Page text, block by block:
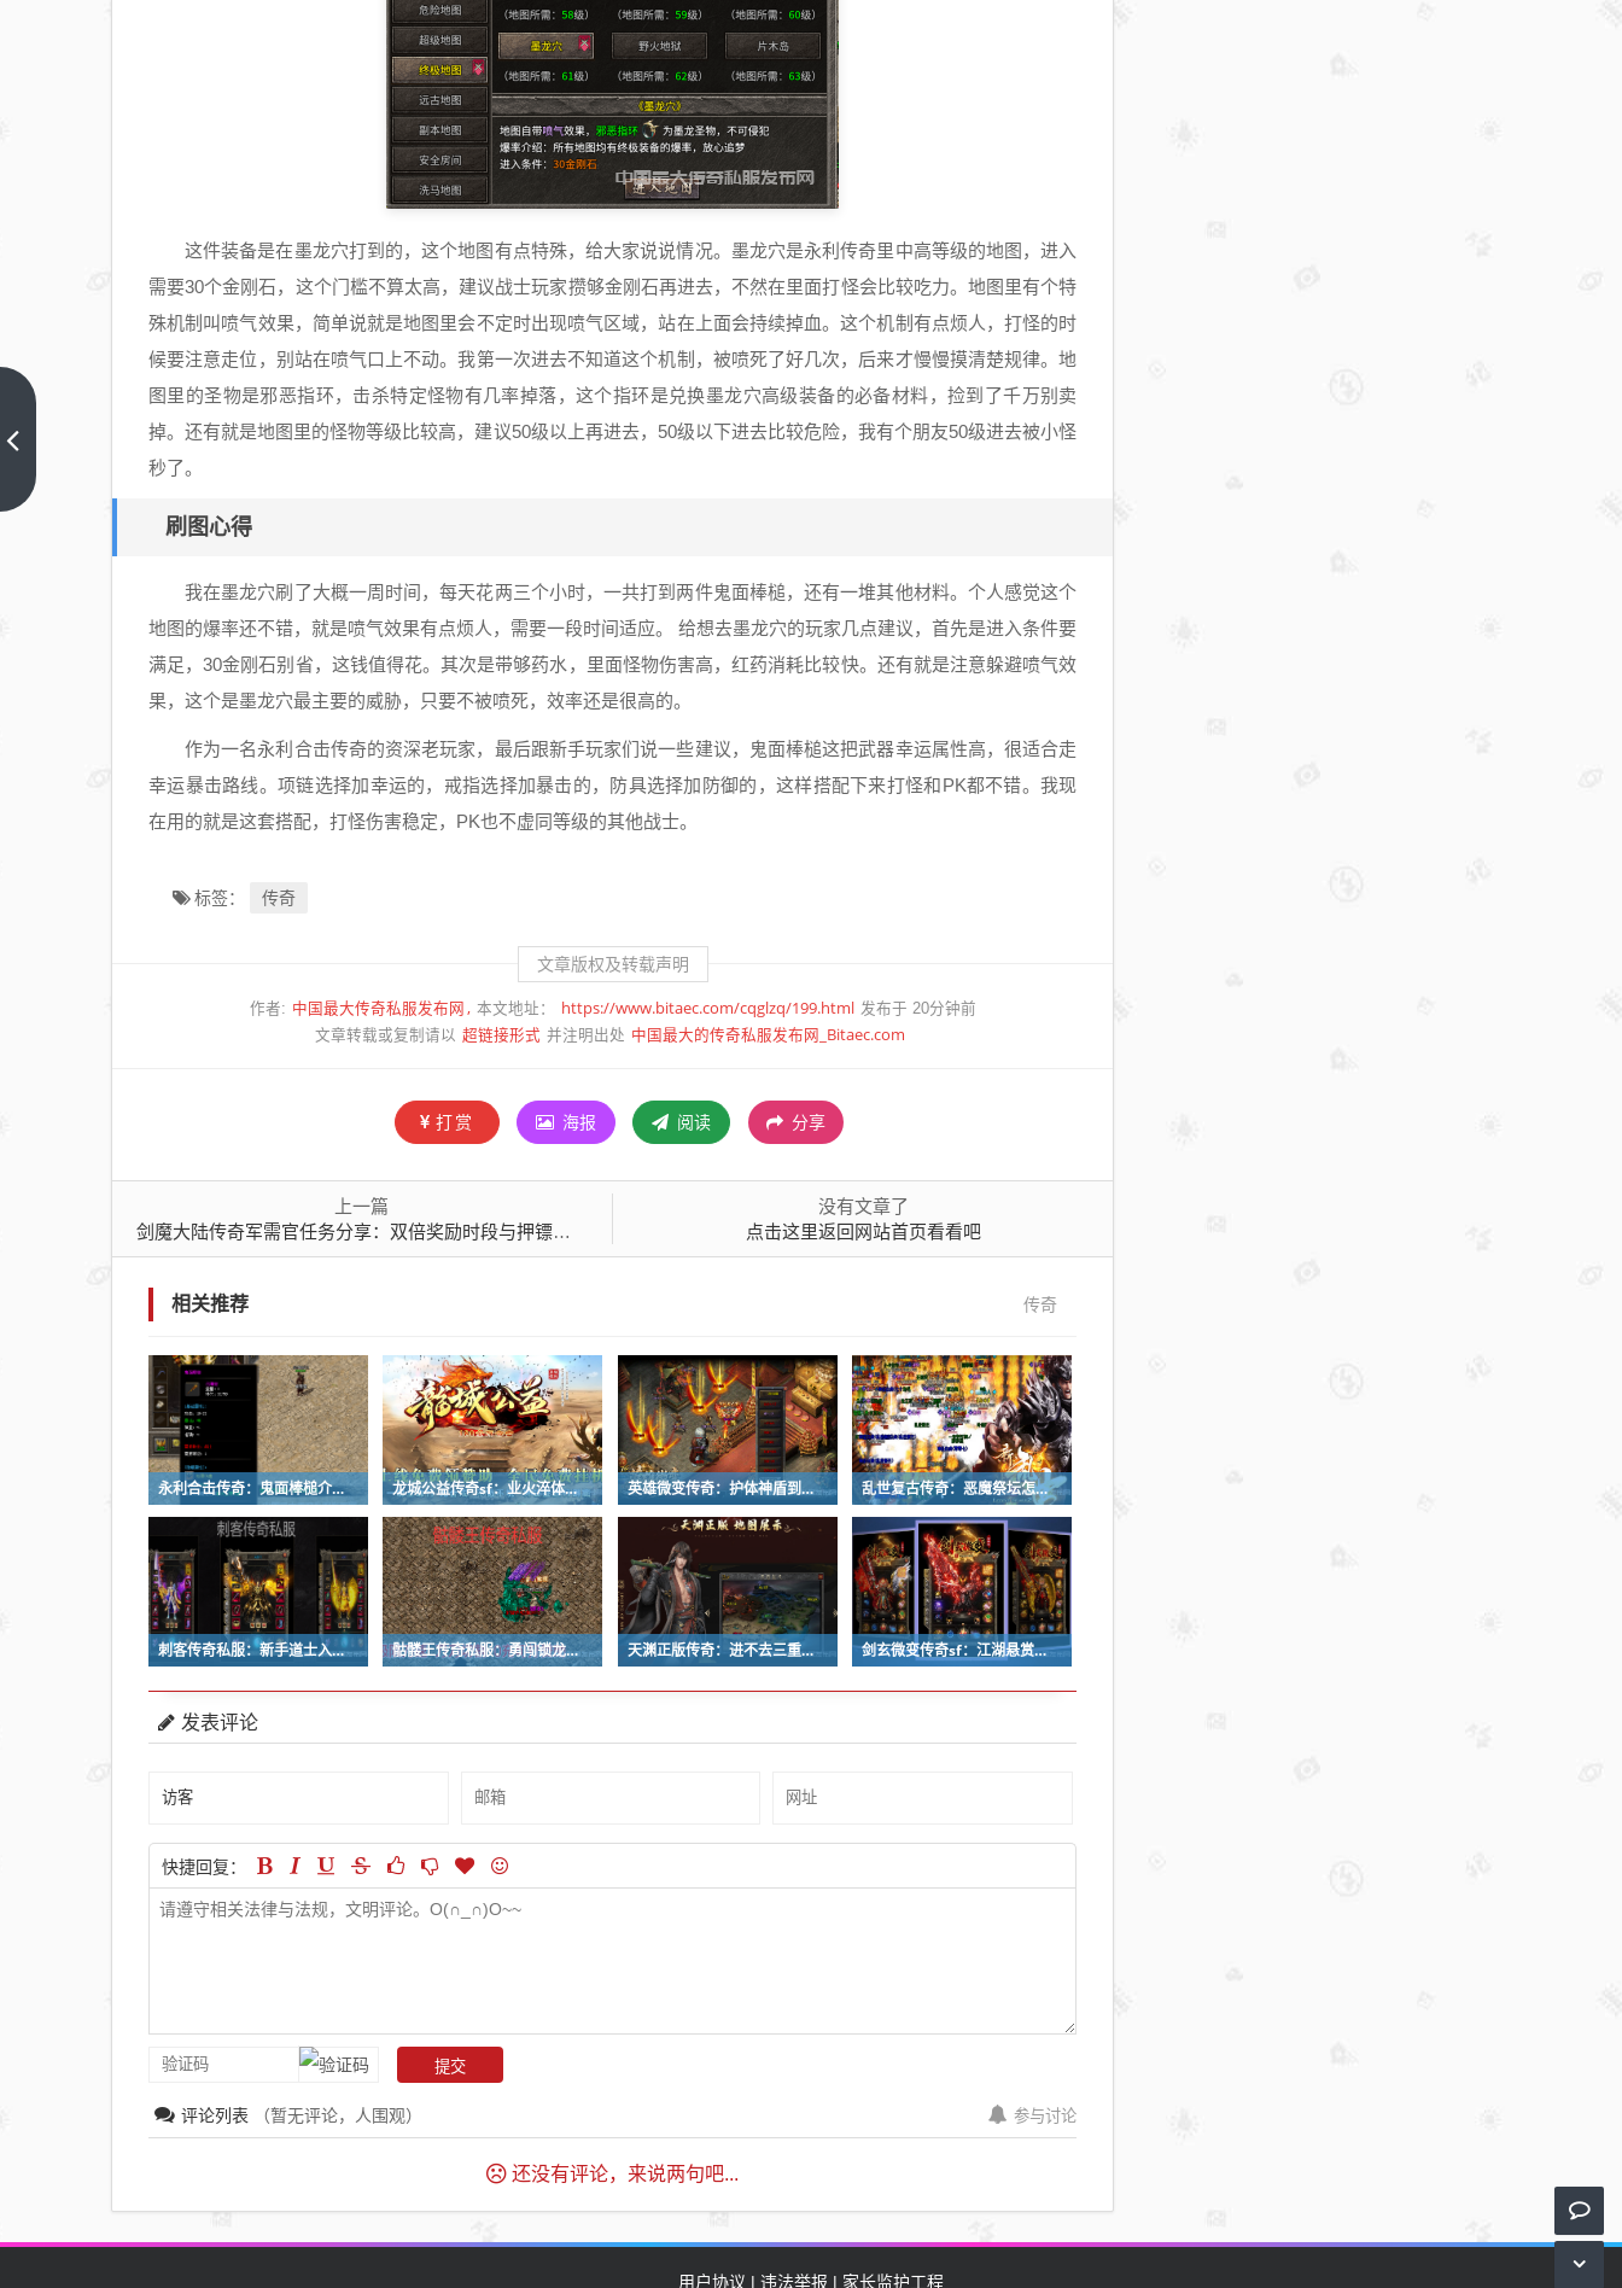
这件装备是在墨龙穴打到的，这个地图有点特殊，给大家说说情况。墨龙穴是永利传奇里中高等级的地图，进入
需要30个金刚石，这个门槛不算太高，建议战士玩家攒够金刚石再进去，不然在里面打怪会比较吃力。地图里有个特
殊机制叫喷气效果，简单说就是地图里会不定时出现喷气区域，站在上面会持续掉血。这个机制有点烦人，打怪的时
候要注意走位，别站在喷气口上不动。我第一次进去不知道这个机制，被喷死了好几次，后来才慢慢摸清楚规律。地
图里的圣物是邪恶指环，击杀特定怪物有几率掉落，这个指环是兑换墨龙穴高级装备的必备材料，捡到了千万别卖
掉。还有就是地图里的怪物等级比较高，建议50级以上再进去，50级以下进去比较危险，我有个朋友50级进去被小怪
秒了。
刷图心得
我在墨龙穴刷了大概一周时间，每天花两三个小时，一共打到两件鬼面棒槌，还有一堆其他材料。个人感觉这个
地图的爆率还不错，就是喷气效果有点烦人，需要一段时间适应。 给想去墨龙穴的玩家几点建议，首先是进入条件要
满足，30金刚石别省，这钱值得花。其次是带够药水，里面怪物伤害高，红药消耗比较快。还有就是注意躲避喷气效
果，这个是墨龙穴最主要的威胁，只要不被喷死，效率还是很高的。
作为一名永利合击传奇的资深老玩家，最后跟新手玩家们说一些建议，鬼面棒槌这把武器幸运属性高，很适合走
幸运暴击路线。项链选择加幸运的，戒指选择加暴击的，防具选择加防御的，这样搭配下来打怪和PK都不错。我现
在用的就是这套搭配，打怪伤害稳定，PK也不虚同等级的其他战士。
标签： 传奇
文章版权及转载声明
作者: 中国最大传奇私服发布网 本文地址： https://www.bitaec.com/cqglzq/199.html 发布于 20分钟前
文章转载或复制请以 超链接形式 并注明出处 中国最大的传奇私服发布网_Bitaec.com
打赏 海报 阅读 分享
上一篇
剑魔大陆传奇军需官任务分享：双倍奖励时段与押镖劫镖应对技巧​
没有文章了
点击这里返回网站首页看看吧
相关推荐 传奇
永利合击传奇：鬼面棒槌介绍以及墨龙穴刷图心得 龙城公益传奇sf：业火淬体玩法开启条件与零成本养成攻略 英雄微变传奇：护体神盾到底要不要学？老玩家实测效果 乱世复古传奇：恶魔祭坛怎么走？老玩家教你五分钟到门口
刺客传奇私服：新手道士入门，必练的四个底牌技能 骷髅王传奇私服：勇闯锁龙阵有哪些获胜技巧攻略？ 天渊正版传奇：进不去三重门副本地图是怎么回事？ 剑玄微变传奇sf：江湖悬赏任务八的完成技巧是什么？
发表评论
快捷回复：
评论列表 （暂无评论， 人围观） 参与讨论
还没有评论，来说两句吧...
用户协议 | 违法举报 | 家长监护工程